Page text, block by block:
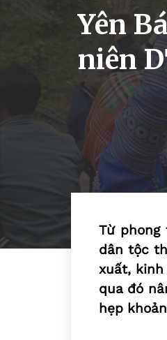
Yên
niên
Từ
dân tộc
xuất, kinh
qua đó
hẹp